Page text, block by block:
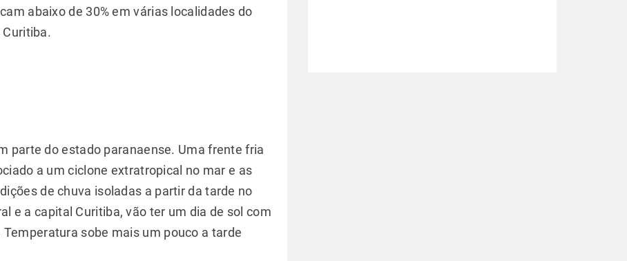
abaixo de 30% em várias localidades do
parte do estado paranaense. Uma frente fria
a um ciclone extratropical no mar e as
de chuva isoladas a partir da tarde no
e a capital Curitiba, vão ter um dia de sol com
sobe mais um pouco a tarde